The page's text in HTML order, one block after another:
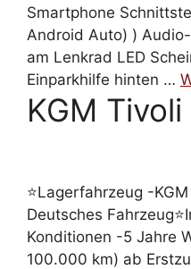
Smartphone
Android Auto) )
am Lenkrad LED
Einparkhilfe hinten …
KGM Tivoli
⭐Lagerfahrzeug -
Deutsches
Konditionen -5 Jahre
100.000 km) ab